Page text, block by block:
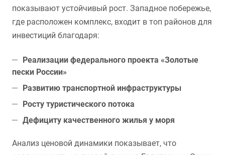
показывают устойчивый рост. Западное побережье,
где расположен комплекс, входит в топ районов для
инвестиций благодаря:
Реализации федерального проекта «Золотые
пески России»
Развитию транспортной инфраструктуры
Росту туристического потока
Дефициту качественного жилья у моря
Анализ ценовой динамики показывает, что